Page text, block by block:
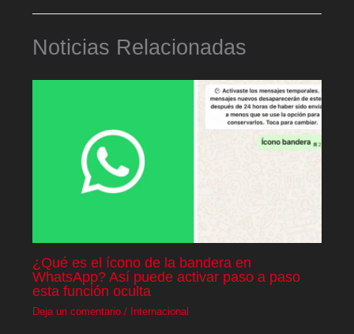
Noticias Relacionadas
¿Qué es el ícono de la bandera en
WhatsApp? Así puede activar paso a paso
esta función oculta
Deja un comentario / Internacional